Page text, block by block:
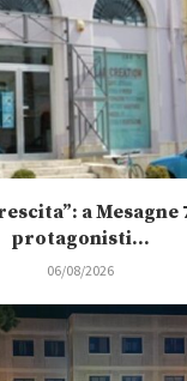
a Mesagne
protagonisti...